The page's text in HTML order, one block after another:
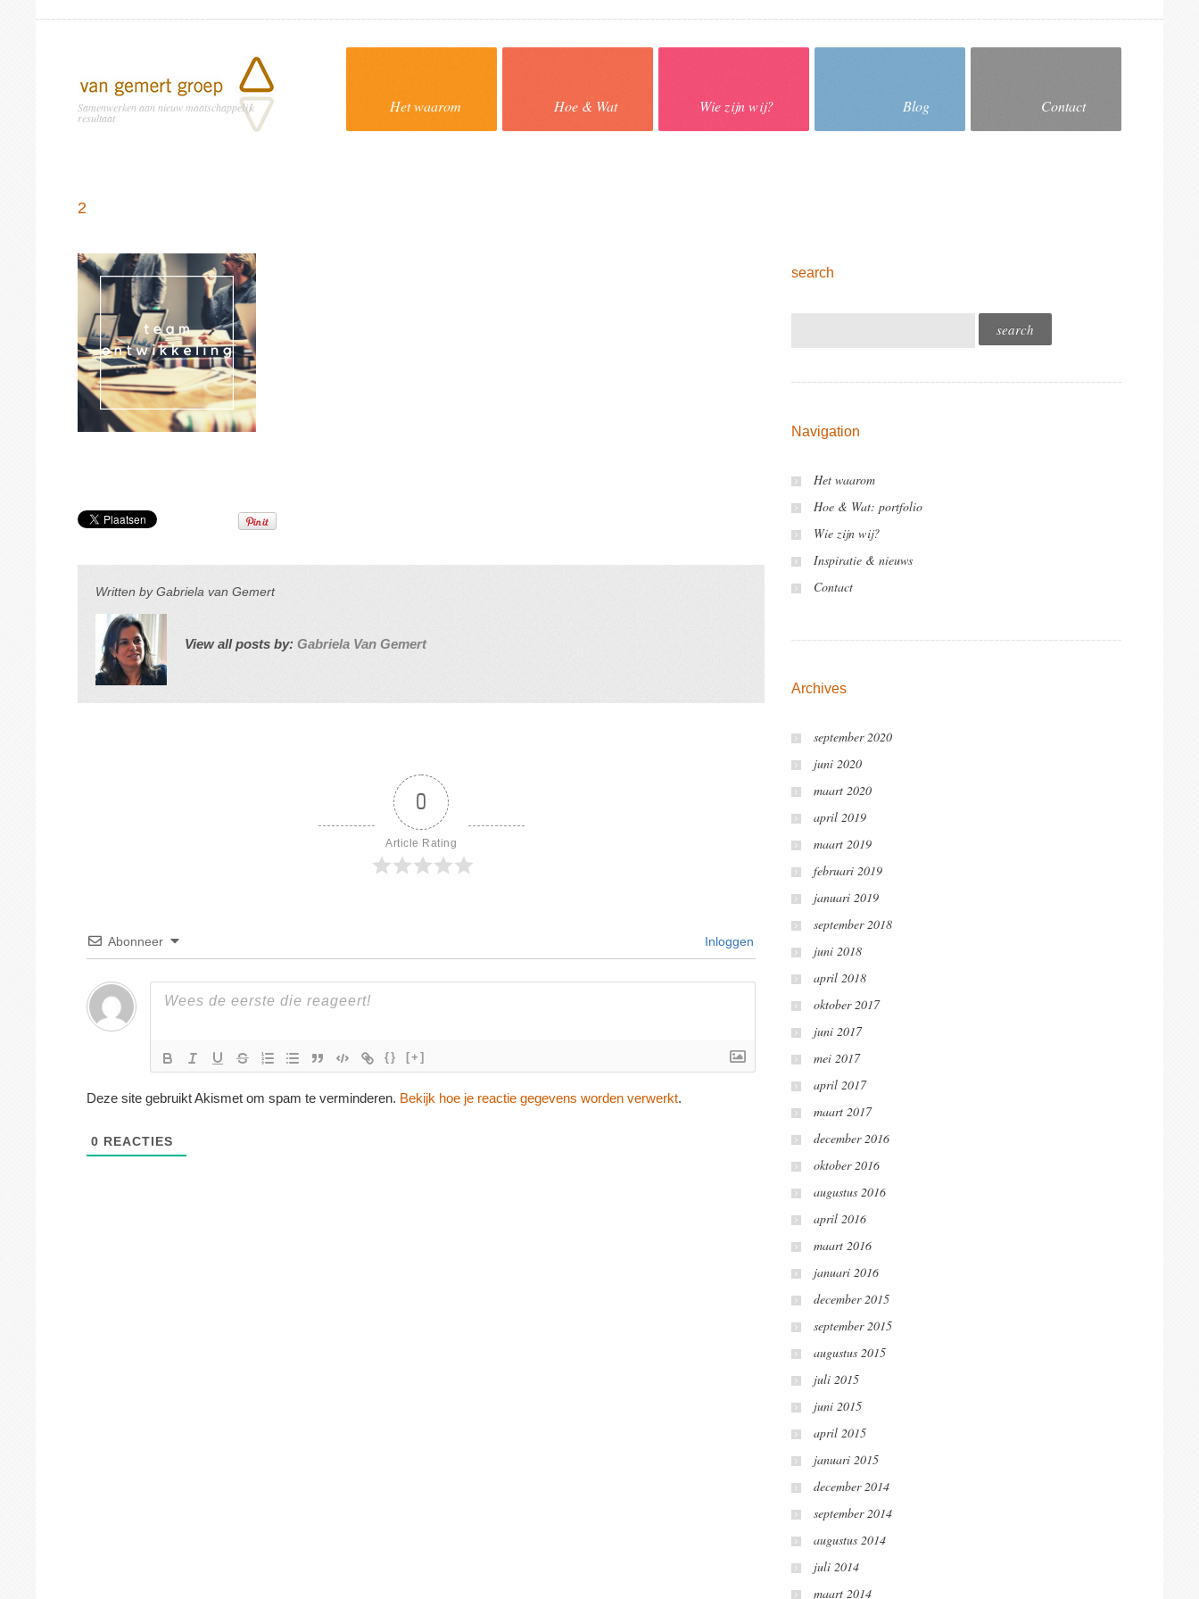
Samenwerken aan nieuw maatschappelijk
resultaat
Het waarom Hoe & Wat Wie zijn wij? Blog Contact
2
Written byGabriela van Gemert
View all posts by: Gabriela Van Gemert
0
Article Rating
Abonneer Inloggen
{} [+]
Deze site gebruikt Akismet om spam te verminderen. Bekijk hoe je reactie gegevens worden verwerkt.
0 REACTIES
search
Navigation
Het waarom
Hoe & Wat: portfolio
Wie zijn wij?
Inspiratie & nieuws
Contact
Archives
september 2020
juni 2020
maart 2020
april 2019
maart 2019
februari 2019
januari 2019
september 2018
juni 2018
april 2018
oktober 2017
juni 2017
mei 2017
april 2017
maart 2017
december 2016
oktober 2016
augustus 2016
april 2016
maart 2016
januari 2016
december 2015
september 2015
augustus 2015
juli 2015
juni 2015
april 2015
januari 2015
december 2014
september 2014
augustus 2014
juli 2014
maart 2014